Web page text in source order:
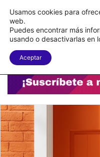
Menu
Usamos cookies para
web.
Puedes encontrar más
usando o desactivarlas en
Aceptar